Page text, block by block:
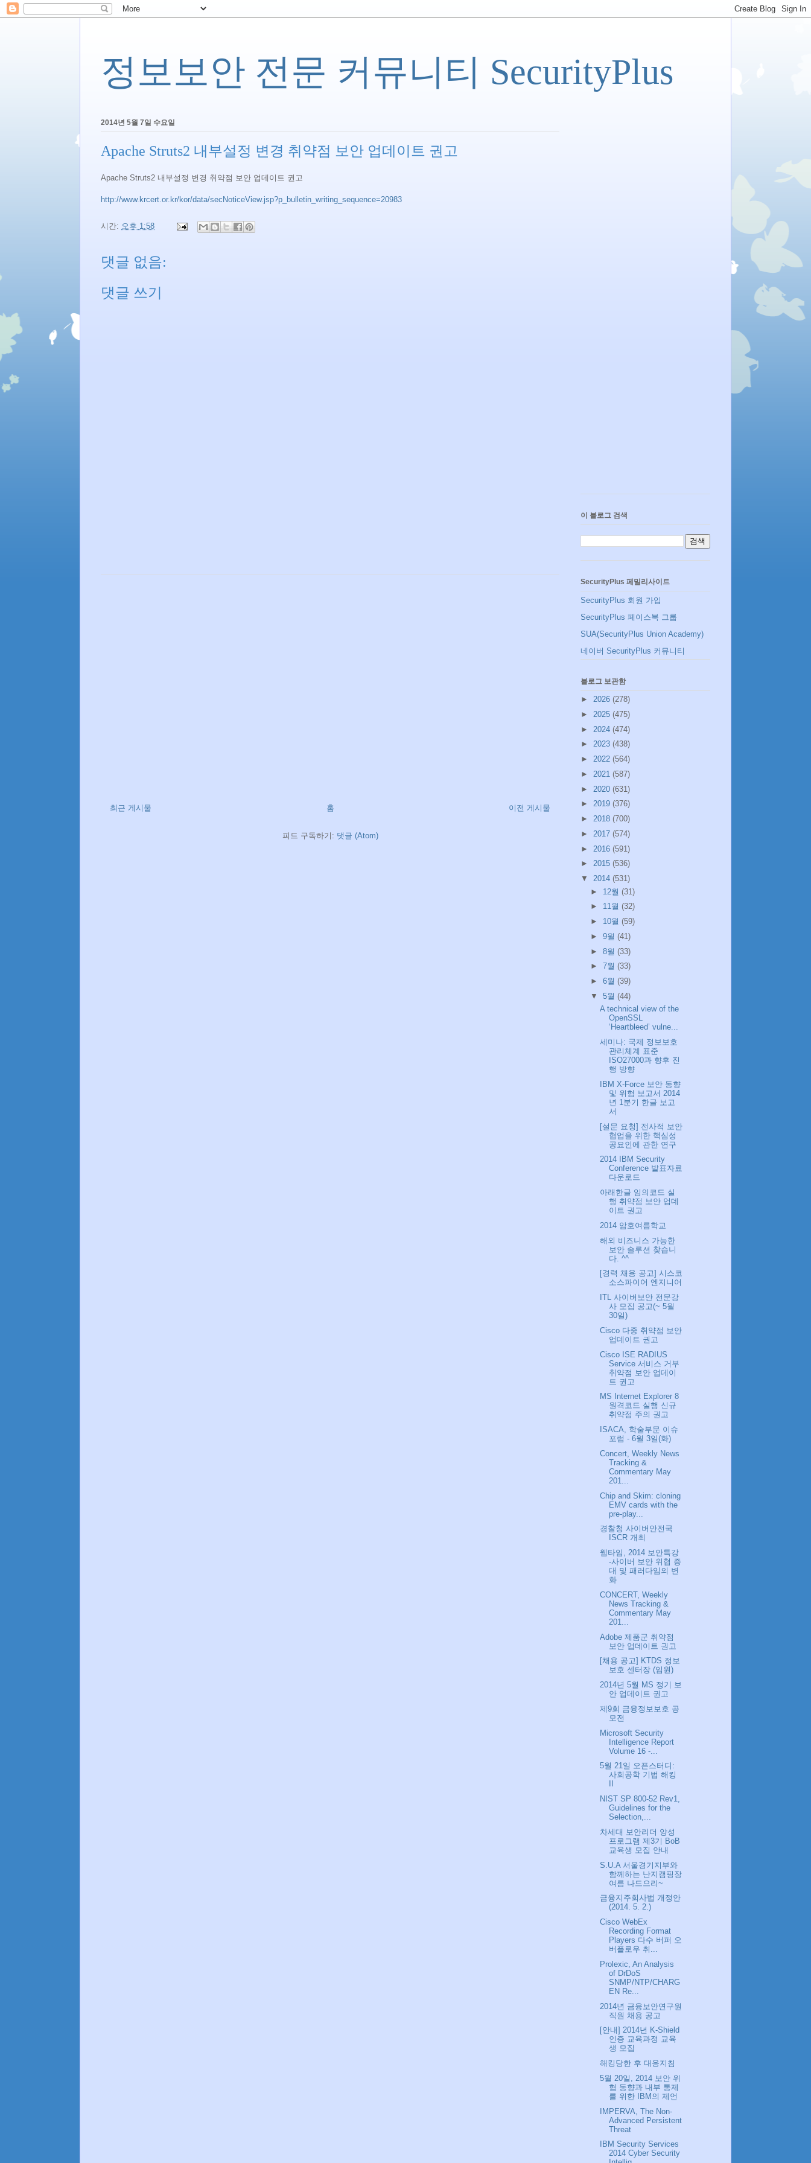
정보보안 전문 커뮤니티 SecurityPlus
2014년 5월 7일 수요일
Apache Struts2 내부설정 변경 취약점 보안 업데이트 권고
Apache Struts2 내부설정 변경 취약점 보안 업데이트 권고
http://www.krcert.or.kr/kor/data/secNoticeView.jsp?p_bulletin_writing_sequence=20983
시간: 오후 1:58
댓글 없음:
댓글 쓰기
최근 게시물 이전 게시물
홈
피드 구독하기: 댓글 (Atom)
이 블로그 검색
SecurityPlus 페밀리사이트
SecurityPlus 회원 가입
SecurityPlus 페이스북 그룹
SUA(SecurityPlus Union Academy)
네이버 SecurityPlus 커뮤니티
블로그 보관함
► 2026 (278)
► 2025 (475)
► 2024 (474)
► 2023 (438)
► 2022 (564)
► 2021 (587)
► 2020 (631)
► 2019 (376)
► 2018 (700)
► 2017 (574)
► 2016 (591)
► 2015 (536)
▼ 2014 (531)
► 12월 (31)
► 11월 (32)
► 10월 (59)
► 9월 (41)
► 8월 (33)
► 7월 (33)
► 6월 (39)
▼ 5월 (44)
A technical view of the
OpenSSL
‘Heartbleed’ vulne...
세미나: 국제 정보보호
관리체계 표준
ISO27000과 향후 진
행 방향
IBM X-Force 보안 동향
및 위험 보고서 2014
년 1분기 한글 보고
서
[설문 요청] 전사적 보안
협업을 위한 핵심성
공요인에 관한 연구
2014 IBM Security
Conference 발표자료
다운로드
아래한글 임의코드 실
행 취약점 보안 업데
이트 권고
2014 암호여름학교
해외 비즈니스 가능한
보안 솔루션 찾습니
다. ^^
[경력 채용 공고] 시스코
소스파이어 엔지니어
ITL 사이버보안 전문강
사 모집 공고(~ 5월
30일)
Cisco 다중 취약점 보안
업데이트 권고
Cisco ISE RADIUS
Service 서비스 거부
취약점 보안 업데이
트 권고
MS Internet Explorer 8
원격코드 실행 신규
취약점 주의 권고
ISACA, 학술부문 이슈
포럼 - 6월 3일(화)
Concert, Weekly News
Tracking &
Commentary May
201...
Chip and Skim: cloning
EMV cards with the
pre-play...
경찰청 사이버안전국
ISCR 개최
웹타임, 2014 보안특강
-사이버 보안 위협 증
대 및 패러다임의 변
화
CONCERT, Weekly
News Tracking &
Commentary May
201...
Adobe 제품군 취약점
보안 업데이트 권고
[채용 공고] KTDS 정보
보호 센터장 (임원)
2014년 5월 MS 정기 보
안 업데이트 권고
제9회 금융정보보호 공
모전
Microsoft Security
Intelligence Report
Volume 16 -...
5월 21일 오픈스터디:
사회공학 기법 해킹
NIST SP 800-52 Rev1,
Guidelines for the
Selection,...
차세대 보안리더 양성
프로그램 제3기 BoB
교육생 모집 안내
S.U.A 서울경기지부와
함께하는 난지캠핑장
여름 나드으리~
금융지주회사법 개정안
(2014. 5. 2.)
Cisco WebEx
Recording Format
Players 다수 버퍼 오
버플로우 취...
Prolexic, An Analysis
of DrDoS
SNMP/NTP/CHARG
EN Re...
2014년 금융보안연구원
직원 채용 공고
[안내] 2014년 K-Shield
인증 교육과정 교육
생 모집
해킹당한 후 대응지침
5월 20일, 2014 보안 위
협 동향과 내부 통제
를 위한 IBM의 제언
IMPERVA, The Non-
Advanced Persistent
Threat
IBM Security Services
2014 Cyber Security